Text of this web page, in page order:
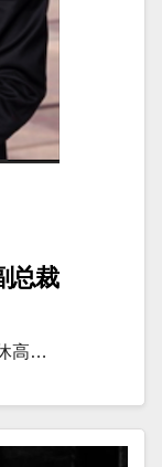
总裁
高…